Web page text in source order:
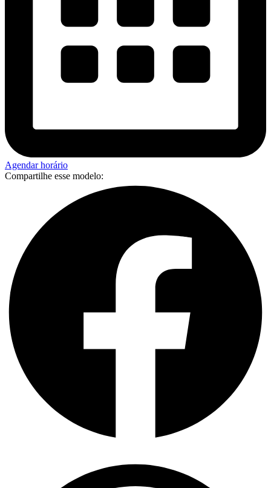
Agendar horário
Compartilhe esse modelo: